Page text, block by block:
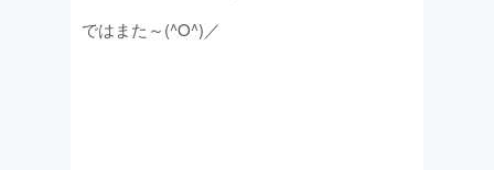
ではまた～(^O^)／